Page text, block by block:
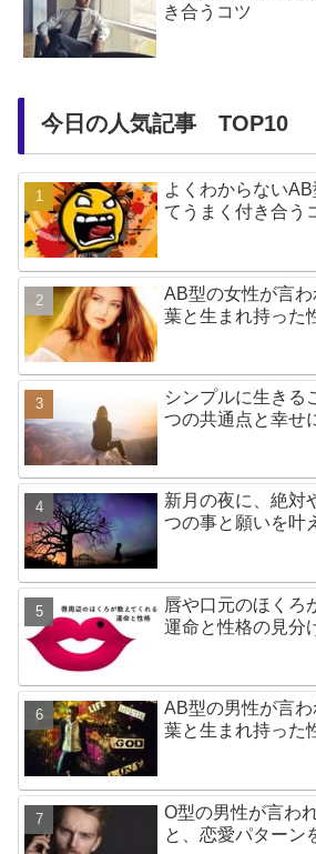
き合うコツ
今日の人気記事 TOP10
よくわからない
てうまく付き合う
AB型の女性が言
葉と生まれ持った
シンプルに生きる
つの共通点と幸せ
新月の夜に、絶対
つの事と願いを叶
唇や口元のほくろ
運命と性格の見分
AB型の男性が言
葉と生まれ持った
O型の男性が言わ
と、恋愛パターン